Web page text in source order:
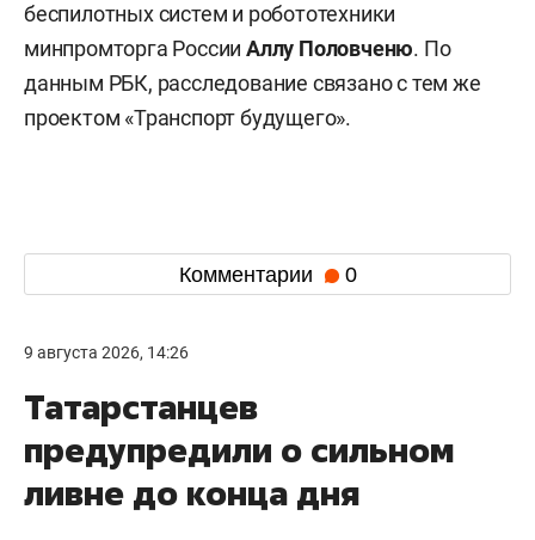
беспилотных систем и робототехники
минпромторга РоссииАллу Половченю. По
данным РБК, расследование связано с тем же
проектом «Транспорт будущего».
Комментарии 0
9 августа 2026, 14:26
Татарстанцев
предупредили о сильном
ливне до конца дня